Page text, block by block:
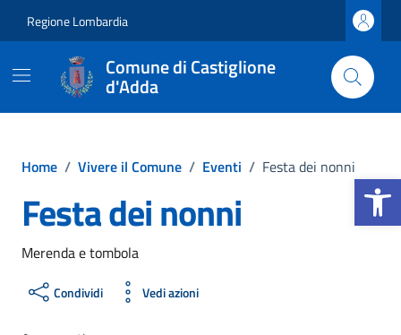
Apri la
Regione Lombardia
Comune di Castiglione
d'Adda
Home / Vivere il Comune / Eventi / Festa dei nonni
Festa dei nonni
Merenda e tombola
Condividi Vedi azioni